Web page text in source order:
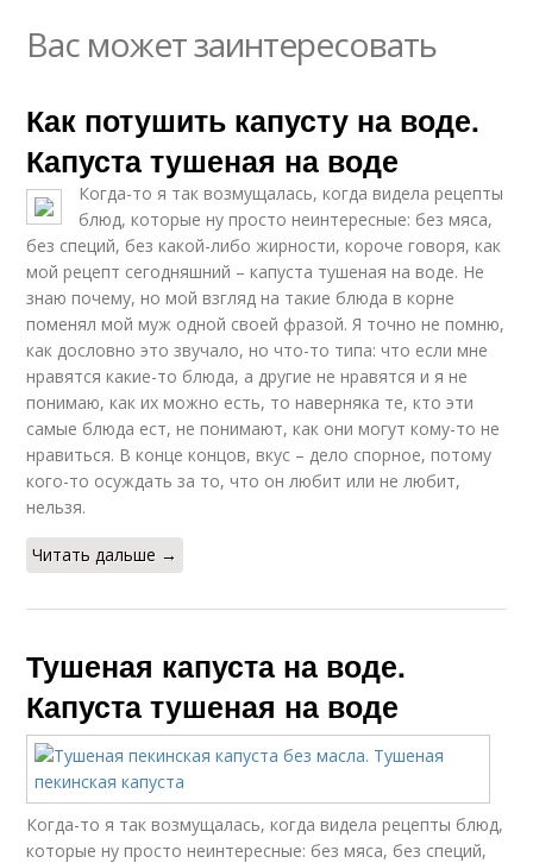
Вас может заинтересовать
Как потушить капусту на воде.
Капуста тушеная на воде
Когда-то я так возмущалась, когда видела рецепты
блюд, которые ну просто неинтересные: без мяса,
без специй, без какой-либо жирности, короче говоря, как
мой рецепт сегодняшний – капуста тушеная на воде. Не
знаю почему, но мой взгляд на такие блюда в корне
поменял мой муж одной своей фразой. Я точно не помню,
как дословно это звучало, но что-то типа: что если мне
нравятся какие-то блюда, а другие не нравятся и я не
понимаю, как их можно есть, то наверняка те, кто эти
самые блюда ест, не понимают, как они могут кому-то не
нравиться. В конце концов, вкус – дело спорное, потому
кого-то осуждать за то, что он любит или не любит,
нельзя.
Читать дальше →
Тушеная капуста на воде.
Капуста тушеная на воде
Когда-то я так возмущалась, когда видела рецепты блюд,
которые ну просто неинтересные: без мяса, без специй,